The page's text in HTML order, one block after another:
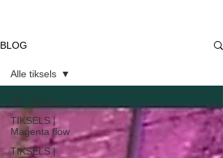
BLOG
Alle tiksels
TIKSELS |
Magenta flow
TIKSELS |
Alle tiksels